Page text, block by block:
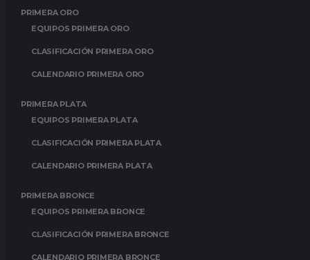
PRIMERA ORO
EQUIPOS PRIMERA ORO
CLASIFICACIÓN PRIMERA ORO
CALENDARIO PRIMERA ORO
PRIMERA PLATA
EQUIPOS PRIMERA PLATA
CLASIFICACIÓN PRIMERA PLATA
CALENDARIO PRIMERA PLATA
PRIMERA BRONCE
EQUIPOS PRIMERA BRONCE
CLASIFICACIÓN PRIMERA BRONCE
CALENDARIO PRIMERA BRONCE